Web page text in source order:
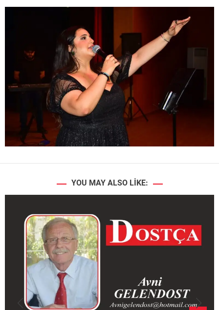
YOU MAY ALSO LIKE: